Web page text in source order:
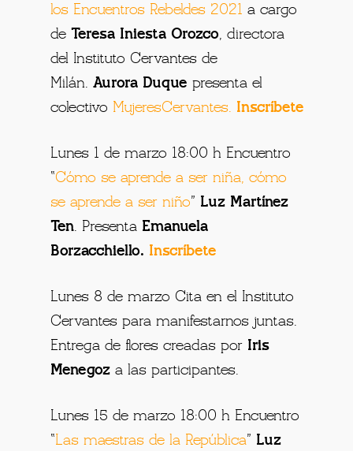
los Encuentros Rebeldes 2021 a cargo
deTeresa Iniesta Orozco, directora
del Instituto Cervantes de
Milán.Aurora Duque presenta el
colectivo MujeresCervantes. Inscríbete
Lunes 1 de marzo 18:00 h Encuentro
“Cómo se aprende a ser niña, cómo
se aprende a ser niño” Luz Martínez
Ten. Presenta Emanuela
Borzacchiello. Inscríbete
Lunes 8 de marzo Cita en el Instituto
Cervantes para manifestarnos juntas.
Entrega de flores creadas por Iris
Menegoz a las participantes.
Lunes 15 de marzo 18:00 h Encuentro
“Las maestras de la República” Luz